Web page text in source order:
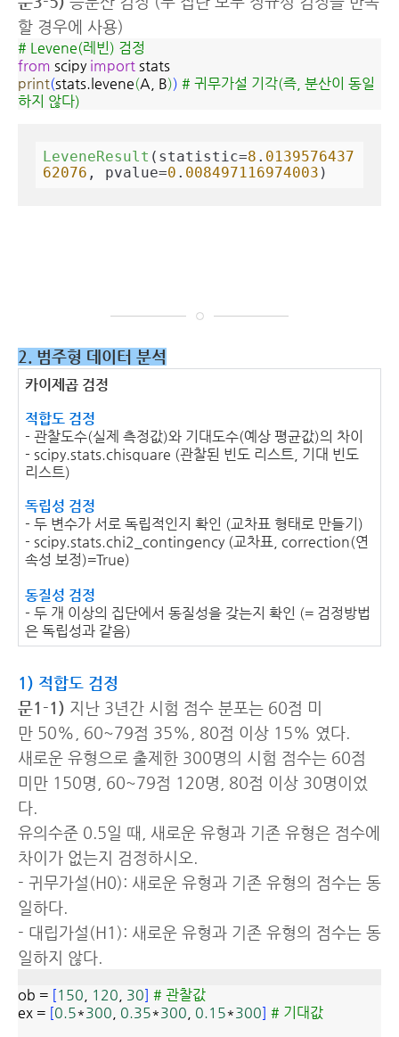
할 경우에 사용)
# Levene(레빈) 검정
from scipy import stats
print(stats.levene(A, B)) # 귀무가설 기각(즉, 분산이 동일
하지 않다)
LeveneResult (statistic=8 . 0139576437
62076 , pvalue=0 . 008497116974003 )
2. 범주형 데이터 분석
카이제곱 검정
적합도 검정
- 관찰도수(실제 측정값)와 기대도수(예상 평균값)의 차이
- scipy.stats.chisquare (관찰된 빈도 리스트, 기대 빈도
리스트)
독립성 검정
- 두 변수가 서로 독립적인지 확인 (교차표 형태로 만들기)
- scipy.stats.chi2_contingency (교차표, correction(연
속성 보정)=True)
동질성 검정
- 두 개 이상의 집단에서 동질성을 갖는지 확인 (= 검정방법
은 독립성과 같음)
1) 적합도 검정
문1-1) 지난 3년간 시험 점수 분포는 60점 미
만 50%, 60~79점 35%, 80점 이상 15% 였다.
새로운 유형으로 출제한 300명의 시험 점수는 60점
미만 150명, 60~79점 120명, 80점 이상 30명이었
다.
유의수준 0.5일 때, 새로운 유형과 기존 유형은 점수에
차이가 없는지 검정하시오.
- 귀무가설(H0): 새로운 유형과 기존 유형의 점수는 동
일하다.
- 대립가설(H1): 새로운 유형과 기존 유형의 점수는 동
일하지 않다.
ob = [150 120 30] # 관찰값
ex = [0.5*300 0.35*300 0.15*300] # 기대값